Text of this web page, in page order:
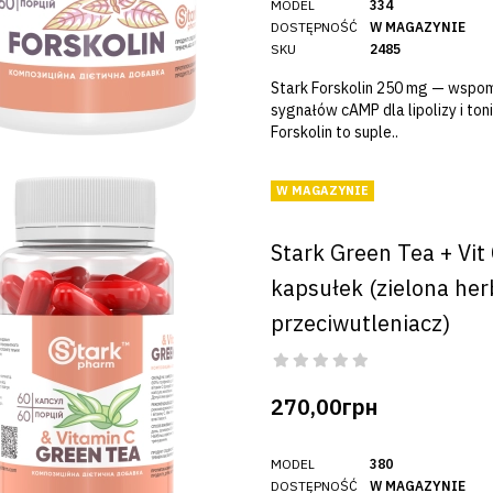
MODEL
DOSTĘPNOŚĆ
SKU
334
W MAGAZYNIE
2485
Stark Forskolin 250 mg —
sygnałów cAMP dla lipolizy i
Forskolin to suple..
W MAGAZYNIE
Stark Green Tea + Vit
kapsułek (zielona
przeciwutleniacz)
270,00грн
MODEL
DOSTĘPNOŚĆ
380
W MAGAZYNIE